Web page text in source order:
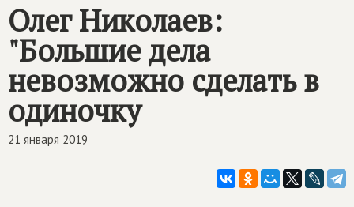
Олег Николаев:
"Большие дела
невозможно сделать в
одиночку
21 января 2019